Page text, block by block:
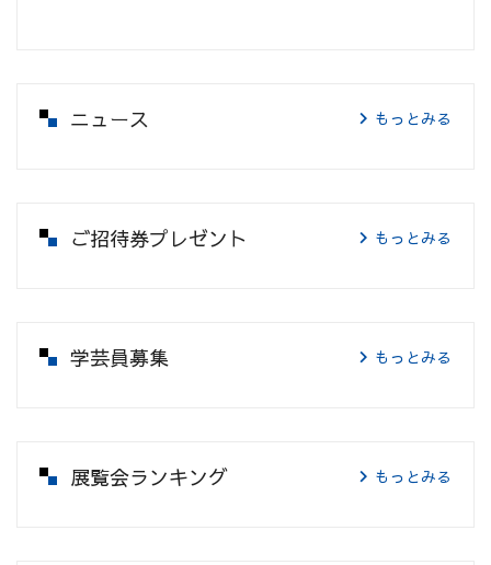
ニュース もっとみる
ご招待券プレゼント もっとみる
学芸員募集 もっとみる
展覧会ランキング もっとみる